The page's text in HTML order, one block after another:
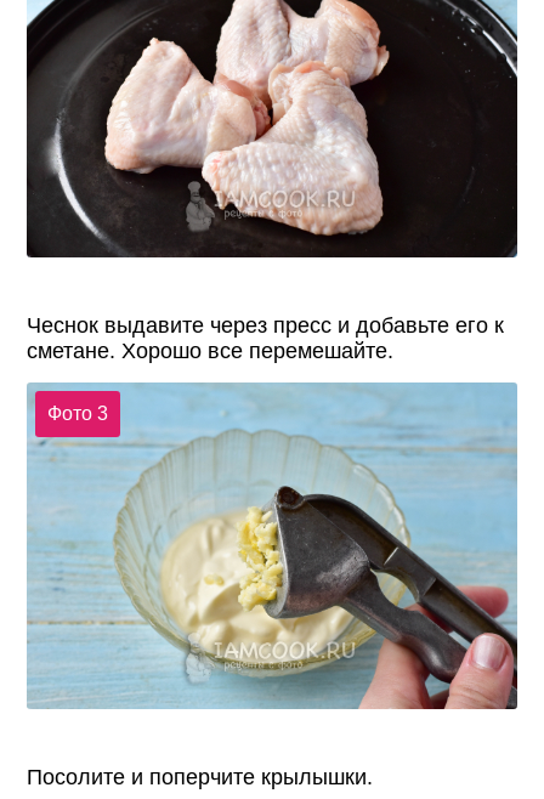
Чеснок выдавите через пресс и добавьте его к
сметане. Хорошо все перемешайте.
Фото 3
Посолите и поперчите крылышки.